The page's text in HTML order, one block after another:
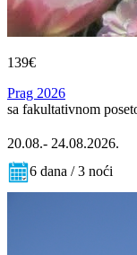
139€
Prag 2026
sa fakultativnom
20.08.- 24.08.2026.
6 dana / 3 noći